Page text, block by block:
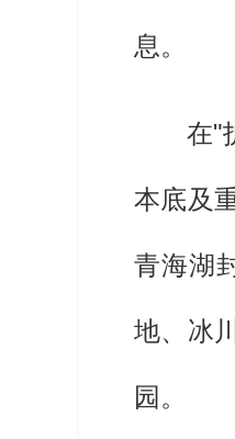
息。
在"
本底及
青海湖
地、冰
园。